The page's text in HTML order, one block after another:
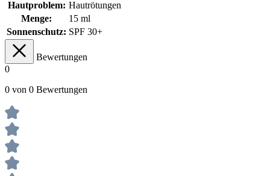
Hautproblem: Hautrötungen
Menge:
15 ml
Sonnenschutz: SPF 30+
Bewertungen
0
0 von 0 Bewertungen